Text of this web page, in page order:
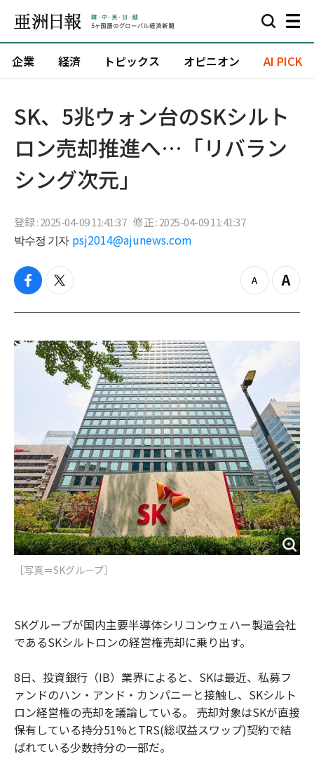
企業 経済 トピックス オピニオン AI PICK
SK、5兆ウォン台のSKシルト
ロン売却推進へ…「リバラン
シング次元」
登録 : 2025-04-09 11:41:37 修正 : 2025-04-09 11:41:37
박수정 기자 psj2014@ajunews.com
f
c
b
t
i
t
e
r
z
o
o
Z
o
［写真＝SKグループ］
SKグループが国内主要半導体シリコンウェハー製造会社
であるSKシルトロンの経営権売却に乗り出す。
8日、投資銀行（IB）業界によると、SKは最近、私募フ
ァンドのハン・アンド・カンパニーと接触し、SKシルト
ロン経営権の売却を議論している。 売却対象はSKが直接
保有している持分51%とTRS(総収益スワップ)契約で結
ばれている少数持分の一部だ。